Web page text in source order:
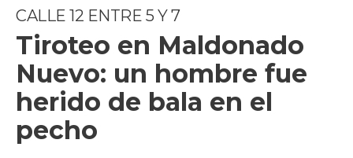
CALLE 12 ENTRE 5 Y 7
Tiroteo en Maldonado
Nuevo: un hombre fue
herido de bala en el
pecho